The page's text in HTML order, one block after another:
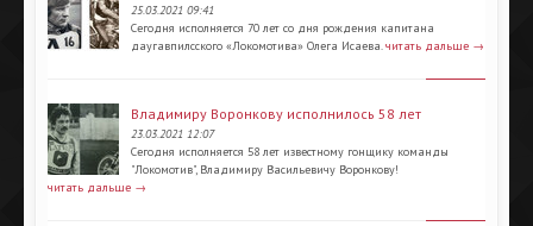
25.03.2021 09:41
Сегодня исполняется 70 лет со дня рождения капитана
даугавпилсского «Локомотива» Олега Исаева.читать дальше →
Владимиру Воронкову исполнилось 58 лет
23.03.2021 12:07
Сегодня исполняется 58 лет известному гонщику команды
"Локомотив", Владимиру Васильевичу Воронкову!
читать дальше →